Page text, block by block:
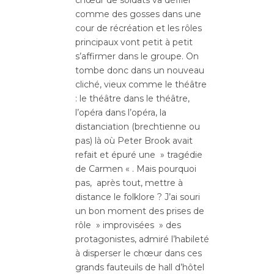
comme des gosses dans une
cour de récréation et les rôles
principaux vont petit à petit
s’affirmer dans le groupe. On
tombe donc dans un nouveau
cliché, vieux comme le théâtre
: le théâtre dans le théâtre,
l’opéra dans l’opéra, la
distanciation (brechtienne ou
pas) là où Peter Brook avait
refait et épuré une » tragédie
de Carmen « . Mais pourquoi
pas, après tout, mettre à
distance le folklore ? J’ai souri
un bon moment des prises de
rôle » improvisées » des
protagonistes, admiré l’habileté
à disperser le chœur dans ces
grands fauteuils de hall d’hôtel